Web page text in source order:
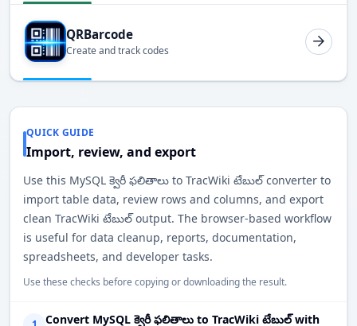
QRBarcode
Create and track codes
QUICK GUIDE
Import, review, and export
Use this MySQL క్వెరీ ఫలితాలు to TracWiki టేబుల్ converter to
import table data, review rows and columns, and export
clean TracWiki టేబుల్ output. The browser-based workflow
is useful for data cleanup, reports, documentation,
spreadsheets, and developer tasks.
Use these checks before copying or downloading the result.
Convert MySQL క్వెరీ ఫలితాలు to TracWiki టేబుల్ with